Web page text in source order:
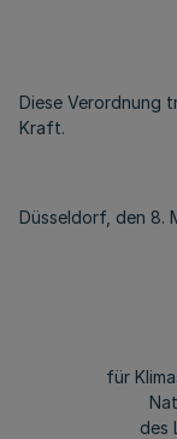
Diese Verordnung
Kraft.
Düsseldorf, den 8.
für
des